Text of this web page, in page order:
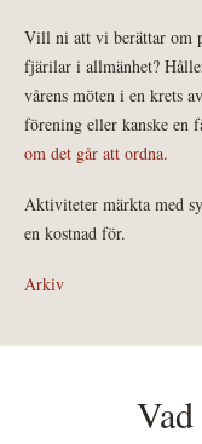
Vill ni att vi berättar om
fjärilar i allmänhet?
vårens möten i en krets
förening eller kanske en
om det går att ordna.
Aktiviteter märkta med
en kostnad för.
Arkiv